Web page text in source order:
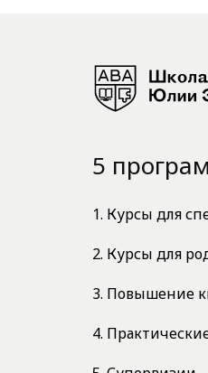
5
1. Курсы для
2. Курсы для
3. Повышение
4.